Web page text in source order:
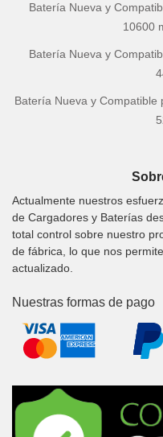
Batería Nueva y
10600
Batería Nueva y
Batería Nueva y Compatible
Actualmente nuestros
de Cargadores y Baterías
total control sobre nuestro
de fábrica, lo que nos
actualizado.
Nuestras formas de pago